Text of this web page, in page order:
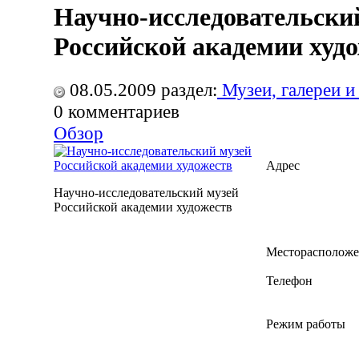
Научно-
Российской академии
08.05.2009 раздел: Музеи, галереи
0 комментариев
Обзор
Научно-исследовательский музей
Российской академии художеств
Адрес
Телефон
Режим работы